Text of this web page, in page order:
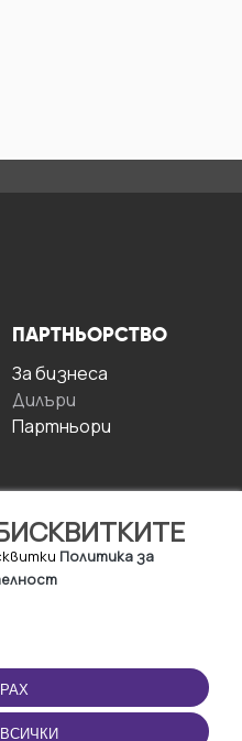
Политика за
ПАРТНЬОРСТВО
За бизнесa
Дилъри
Партньори
ПРИЛОЖЕНИЕТО